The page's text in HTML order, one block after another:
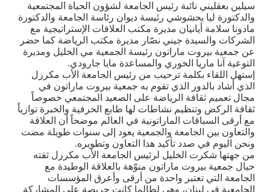
سيلين بعقليني نائبة رئيس الجامعة لشؤون الحياة المجتمعية
والدكتورة ليا يحشوشي رئيسة ديوان رئاسة الجامعة والدكتورة
مادونا سلامة أيانيان مديرة مكتب العلاقات الإستراتيجية مع
الشركات والسيدة جيني نصّار مديرة مكتب الرياضة كما حضر
عن جمعية بيروت ماراتون رئيسة الجمعية مي الخليل ومديرة
التوعية آنا ماريا الخوري والمساعدة مايا جارودي.
إستهل اللقاء بكلمة ترحيب من رئيس الجامعة الأب مكرزل
الذي أشاد بالدور الذي تقوم به جمعية بيروت ماراتون في
مجال تعميم ثقافة الرياضة على الصعيد المجتمعي خصوصاً
ثقافة الركض وتنظيم نشاطات لها طابع الحرفية والخبرة توازياً
مع أرقى السباقات الماراتونية في العالم موضحاً أن العلاقة
والتعاون بين الجامعة والجمعية يعود إلى سنوات طويلة مضت
ونحن اليوم في صدد تأكيد هذا التعاون وتطويره.
من جهتها شكرت الخليل لرئيس الجامعة الأب مكرزل ثقته
حيال جمعية بيروت ماراتون منوّهة بالعلاقة الوطيدة مع
الجامعة التي تعتبر واحدة من أرقى وأعرق المؤسسات
الجامعية في لبنان، وهي لطالما كانت حريصة على المشاركة